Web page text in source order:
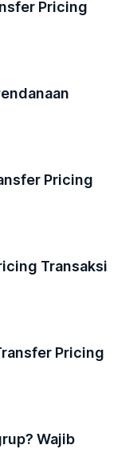
Pricing
Pricing
Transaksi
Pricing
Wajib